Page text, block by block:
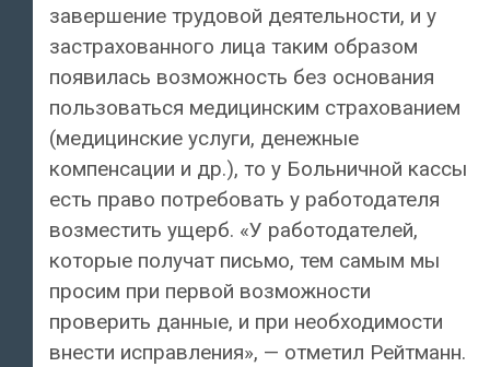
завершение трудовой деятельности, и у
застрахованного лица таким образом
появилась возможность без основания
пользоваться медицинским страхованием
(медицинские услуги, денежные
компенсации и др.), то у Больничной кассы
есть право потребовать у работодателя
возместить ущерб. «У работодателей,
которые получат письмо, тем самым мы
просим при первой возможности
проверить данные, и при необходимости
внести исправления», — отметил Рейтманн.